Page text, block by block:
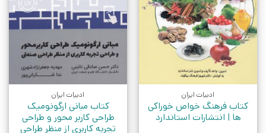
ادبیات ایران
کتاب فرهنگ خواص خوراکی
ها | انتشارات استاندارد
ادبیات ایران
کتاب مبانی ارگونومیک
طراحی کاربر محور و طراحی
تجربه کاربری از منظر طراحی